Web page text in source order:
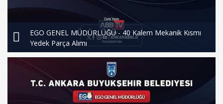
EGO GENEL MÜDÜRLÜĞÜ - 40 Kalem Mekanik Kısmı
Yedek Parça Alımı